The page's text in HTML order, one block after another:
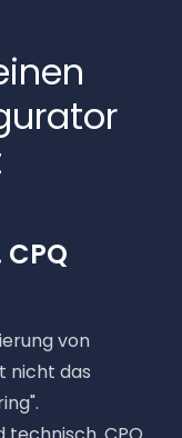
von
nicht das